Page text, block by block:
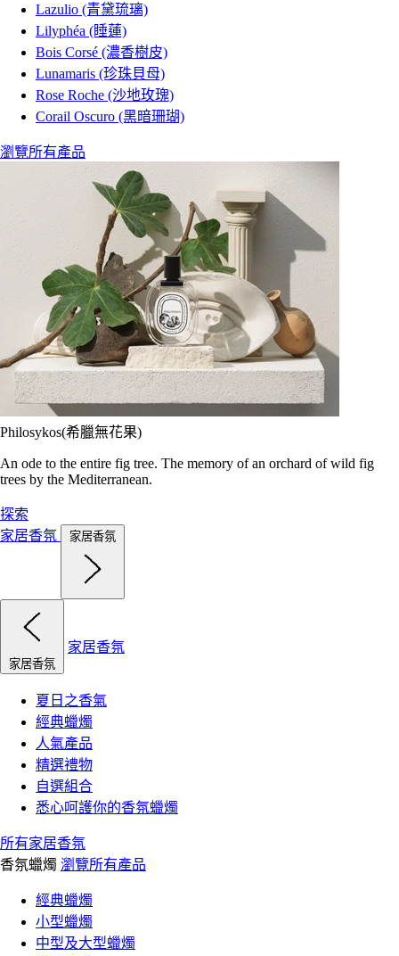
Lazulio (青黛琉璃)
Lilyphéa (睡蓮)
Bois Corsé (濃香樹皮)
Lunamaris (珍珠貝母)
Rose Roche (沙地玫瑰)
Corail Oscuro (黑暗珊瑚)
瀏覽所有產品
Philosykos(希臘無花果)
An ode to the entire fig tree. The memory of an orchard of wild fig
trees by the Mediterranean.
探索
家居香氛
家居香氛
家居香氛
家居香氛
夏日之香氣
經典蠟燭
人氣產品
精選禮物
自選組合
悉心呵護你的香氛蠟燭
所有家居香氛
香氛蠟燭 瀏覽所有產品
經典蠟燭
小型蠟燭
中型及大型蠟燭